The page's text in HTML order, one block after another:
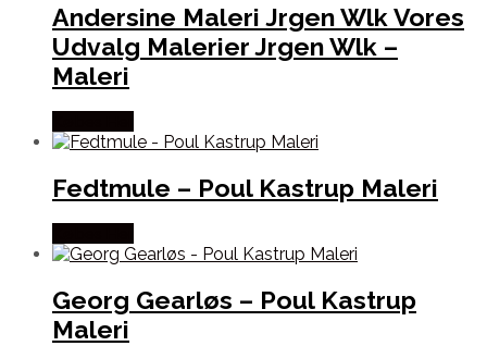
Andersine Maleri Jrgen Wlk Vores
Udvalg Malerier Jrgen Wlk –
Maleri
Fedtmule – Poul Kastrup Maleri
Georg Gearløs – Poul Kastrup
Maleri